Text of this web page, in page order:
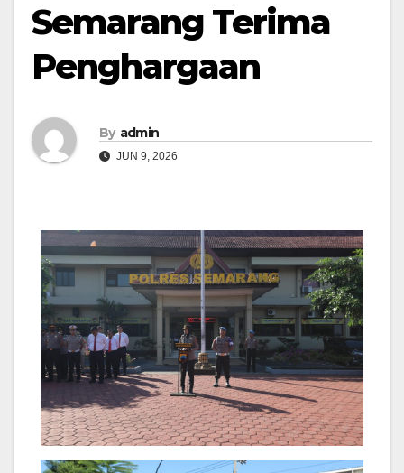
Semarang Terima
Penghargaan
By admin
JUN 9, 2026